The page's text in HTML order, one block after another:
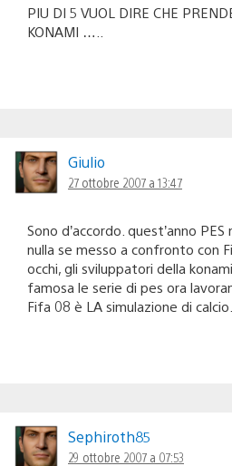
PIU DI 5 VUOL DIRE CHE
KONAMI …..
Giulio
27 ottobre 2007 a 13:47
Sono d’accordo. quest’anno
nulla se messo a confronto con
occhi, gli sviluppatori della
famosa le serie di pes ora
Fifa 08 è LA simulazione di calcio.
Sephiroth85
29 ottobre 2007 a 07:53